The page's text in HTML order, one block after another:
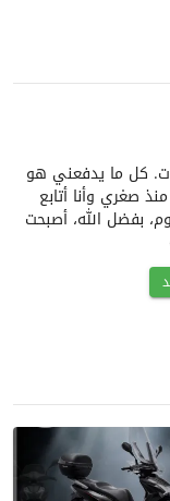
كل ما يدفعني هو
صغري وأنا أتابع
بفضل الله، أصبحت